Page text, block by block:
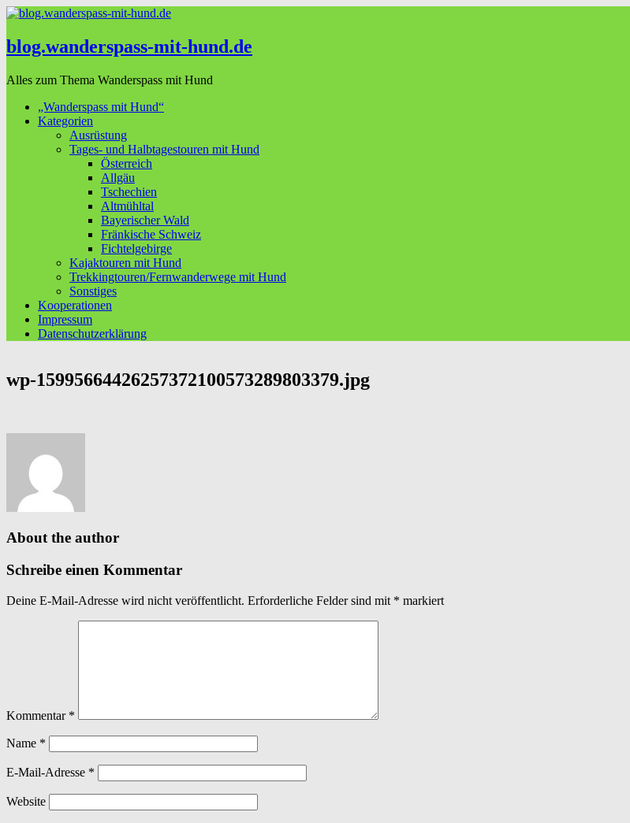
blog.wanderspass-mit-hund.de
Alles zum Thema Wanderspass mit Hund
„Wanderspass mit Hund“
Kategorien
Ausrüstung
Tages- und Halbtagestouren mit Hund
Österreich
Allgäu
Tschechien
Altmühltal
Bayerischer Wald
Fränkische Schweiz
Fichtelgebirge
Kajaktouren mit Hund
Trekkingtouren/Fernwanderwege mit Hund
Sonstiges
Kooperationen
Impressum
Datenschutzerklärung
wp-15995664426257372100573289803379.jpg
About the author
Schreibe einen Kommentar
Deine E-Mail-Adresse wird nicht veröffentlicht. Erforderliche Felder sind mit * markiert
Kommentar *
Name *
E-Mail-Adresse *
Website